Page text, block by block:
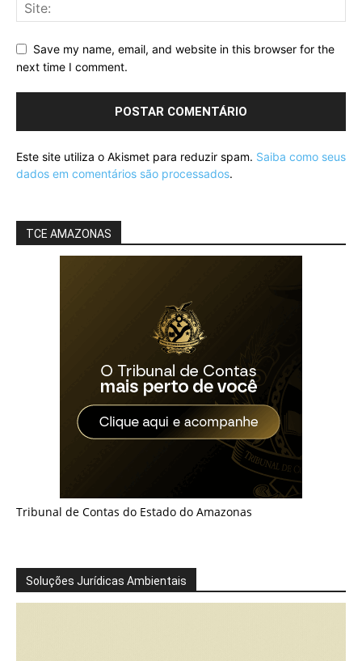
Save my name, email, and website in this browser for the
next time I comment.
Este site utiliza o Akismet para reduzir spam. Saiba como seus
dados em comentários são processados.
TCE AMAZONAS
Tribunal de Contas do Estado do Amazonas
Soluções Jurídicas Ambientais